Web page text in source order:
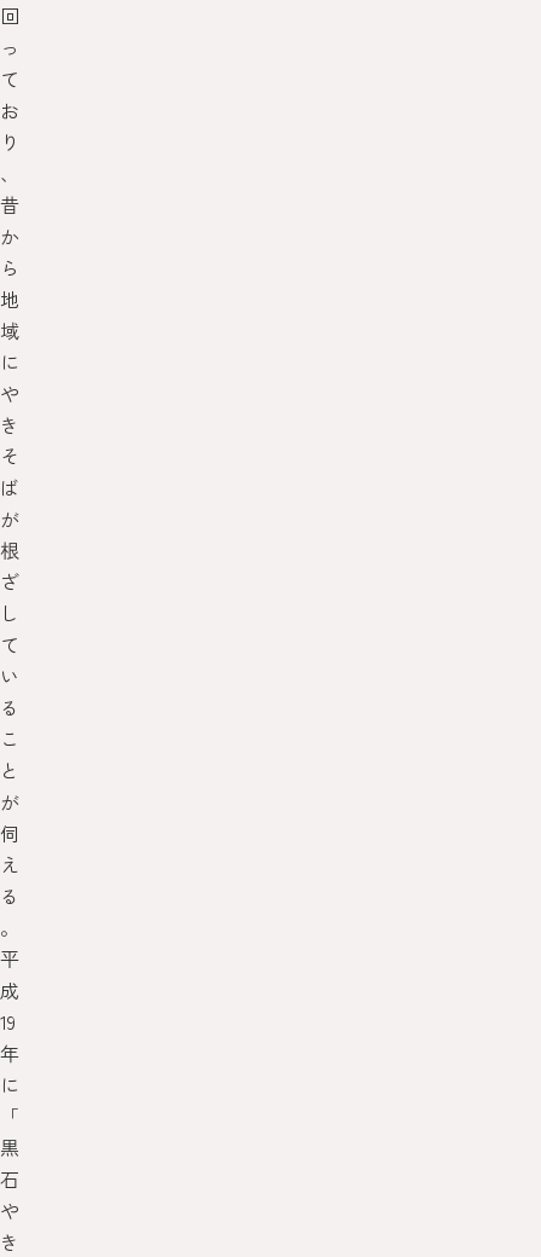
回
っ
て
お
り
、
昔
か
ら
地
域
に
や
き
そ
ば
が
根
ざ
し
て
い
る
こ
と
が
伺
え
る
。
平
成
19
年
に
「
黒
石
や
き